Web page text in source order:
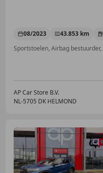
08/2023 43.853 km
AP Car Store B.V.
NL-5705 DK HELMOND